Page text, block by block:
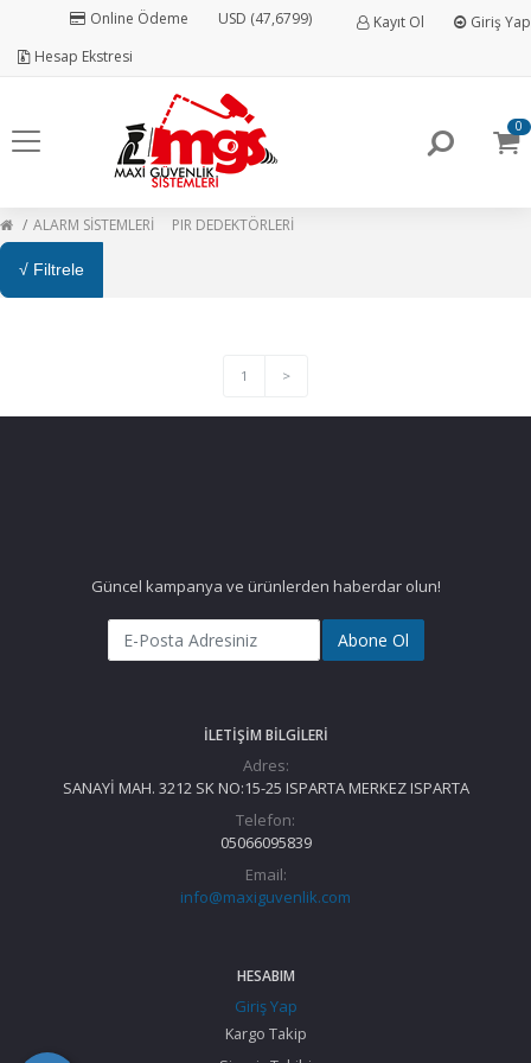
Online Ödeme
USD (47,6799)
Hesap Ekstresi
Kayıt Ol Giriş Yap
0
ALARM SİSTEMLERİ PIR DEDEKTÖRLERİ
√ Filtrele
1 >
Güncel kampanya ve ürünlerden haberdar olun!
Abone Ol
İLETIŞIM BILGILERI
Adres:
SANAYİ MAH. 3212 SK NO:15-25 ISPARTA MERKEZ ISPARTA
Telefon:
05066095839
Email:
info@maxiguvenlik.com
HESABIM
Giriş Yap
Kargo Takip